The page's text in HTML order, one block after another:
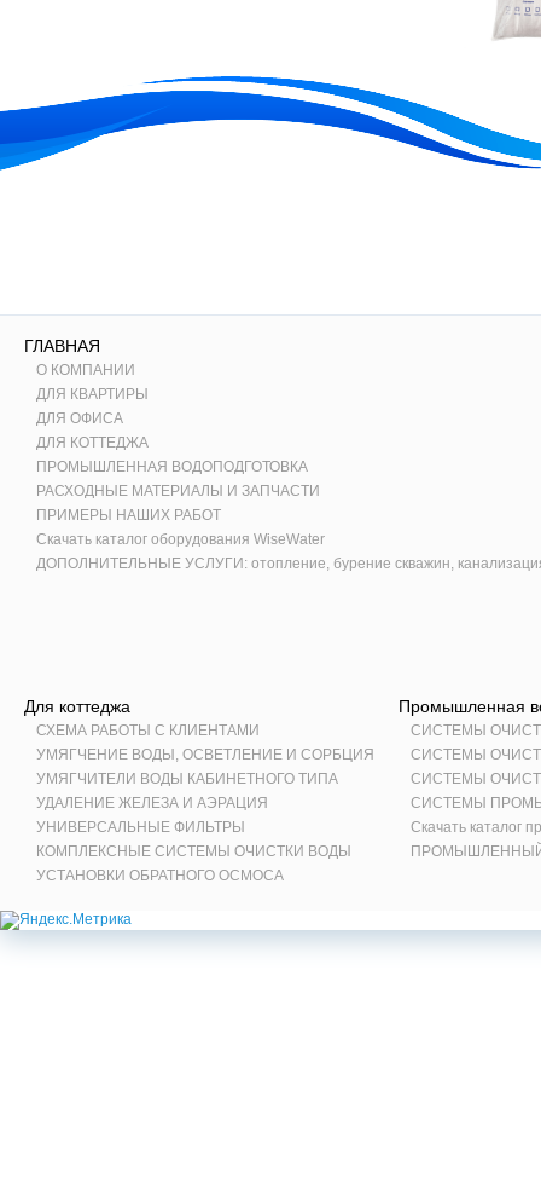
ГЛАВНАЯ
О КОМПАНИИ
ДЛЯ КВАРТИРЫ
ДЛЯ ОФИСА
ДЛЯ КОТТЕДЖА
ПРОМЫШЛЕННАЯ ВОДОПОДГОТОВКА
РАСХОДНЫЕ МАТЕРИАЛЫ И ЗАПЧАСТИ
ПРИМЕРЫ НАШИХ РАБОТ
Скачать каталог оборудования WiseWater
ДОПОЛНИТЕЛЬНЫЕ УСЛУГИ: отопление, бурение скважин,
Для коттеджа
СХЕМА РАБОТЫ С КЛИЕНТАМИ
УМЯГЧЕНИЕ ВОДЫ, ОСВЕТЛЕНИЕ И СОРБЦИЯ
УМЯГЧИТЕЛИ ВОДЫ КАБИНЕТНОГО ТИПА
УДАЛЕНИЕ ЖЕЛЕЗА И АЭРАЦИЯ
УНИВЕРСАЛЬНЫЕ ФИЛЬТРЫ
КОМПЛЕКСНЫЕ СИСТЕМЫ ОЧИСТКИ ВОДЫ
УСТАНОВКИ ОБРАТНОГО ОСМОСА
Промышленная
СИСТЕМЫ
СИСТЕМЫ
СИСТЕМЫ
СИСТЕМЫ
Скачать каталог
ПРОМЫШЛЕННЫЙ